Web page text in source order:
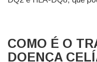
COMO É O
DOENÇA